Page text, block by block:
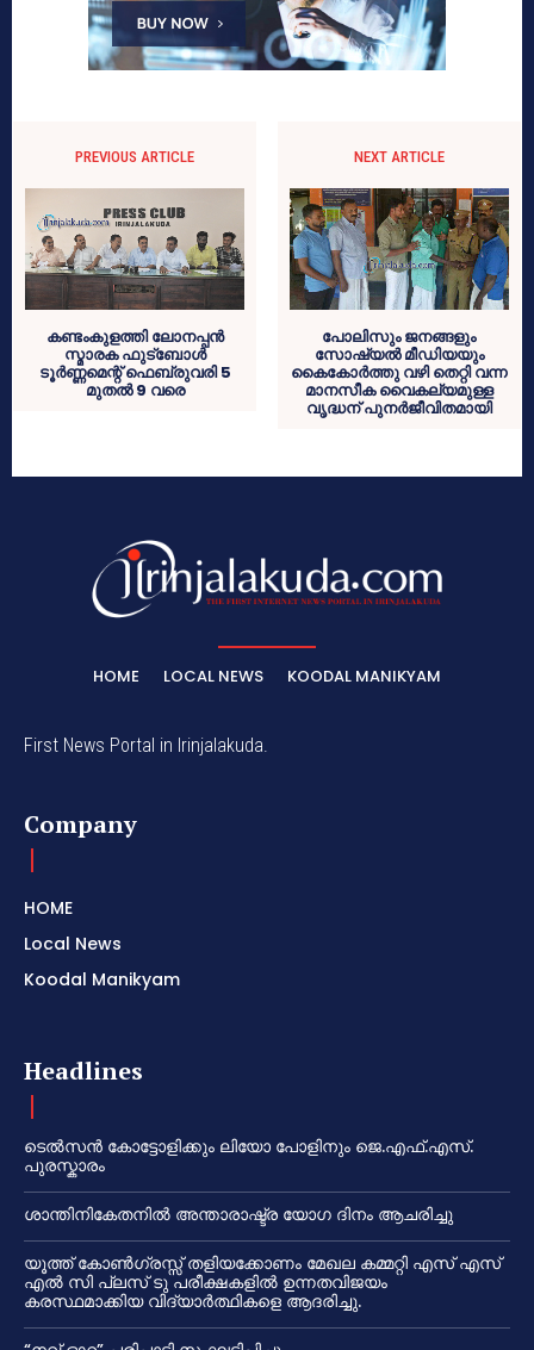
PREVIOUS ARTICLE
കണ്ടംകുളത്തി ലോനപ്പന്‍
സ്മാരക ഫുട്ബോള്‍
ടൂര്‍ണ്ണമെന്റ് ഫെബ്രുവരി 5
മുതല്‍ 9 വരെ
NEXT ARTICLE
പോലിസും ജനങ്ങളും
സോഷ്യല്‍ മീഡിയയും
കൈകോര്‍ത്തു വഴി തെറ്റി വന്ന
മാനസീക വൈകല്യമുള്ള
വൃദ്ധന് പുനര്‍ജീവിതമായി
HOME LOCAL NEWS KOODAL MANIKYAM
First News Portal in Irinjalakuda.
Company
HOME
Local News
Koodal Manikyam
Headlines
ടെൽസൻ കോട്ടോളിക്കും ലിയോ പോളിനും ജെ.എഫ്.എസ്.
പുരസ്കാരം
ശാന്തിനികേതനിൽ അന്താരാഷ്ട്ര യോഗ ദിനം ആചരിച്ചു
യൂത്ത് കോൺഗ്രസ്സ് തളിയക്കോണം മേഖല കമ്മറ്റി എസ് എസ്
എൽ സി പ്ലസ് ടു പരീക്ഷകളിൽ ഉന്നതവിജയം
കരസ്ഥമാക്കിയ വിദ്യാർത്ഥികളെ ആദരിച്ചു.